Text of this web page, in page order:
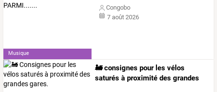
Musique
Congobo
7 août 2026
🚂 consignes pour les vélos
saturés à proximité des grandes